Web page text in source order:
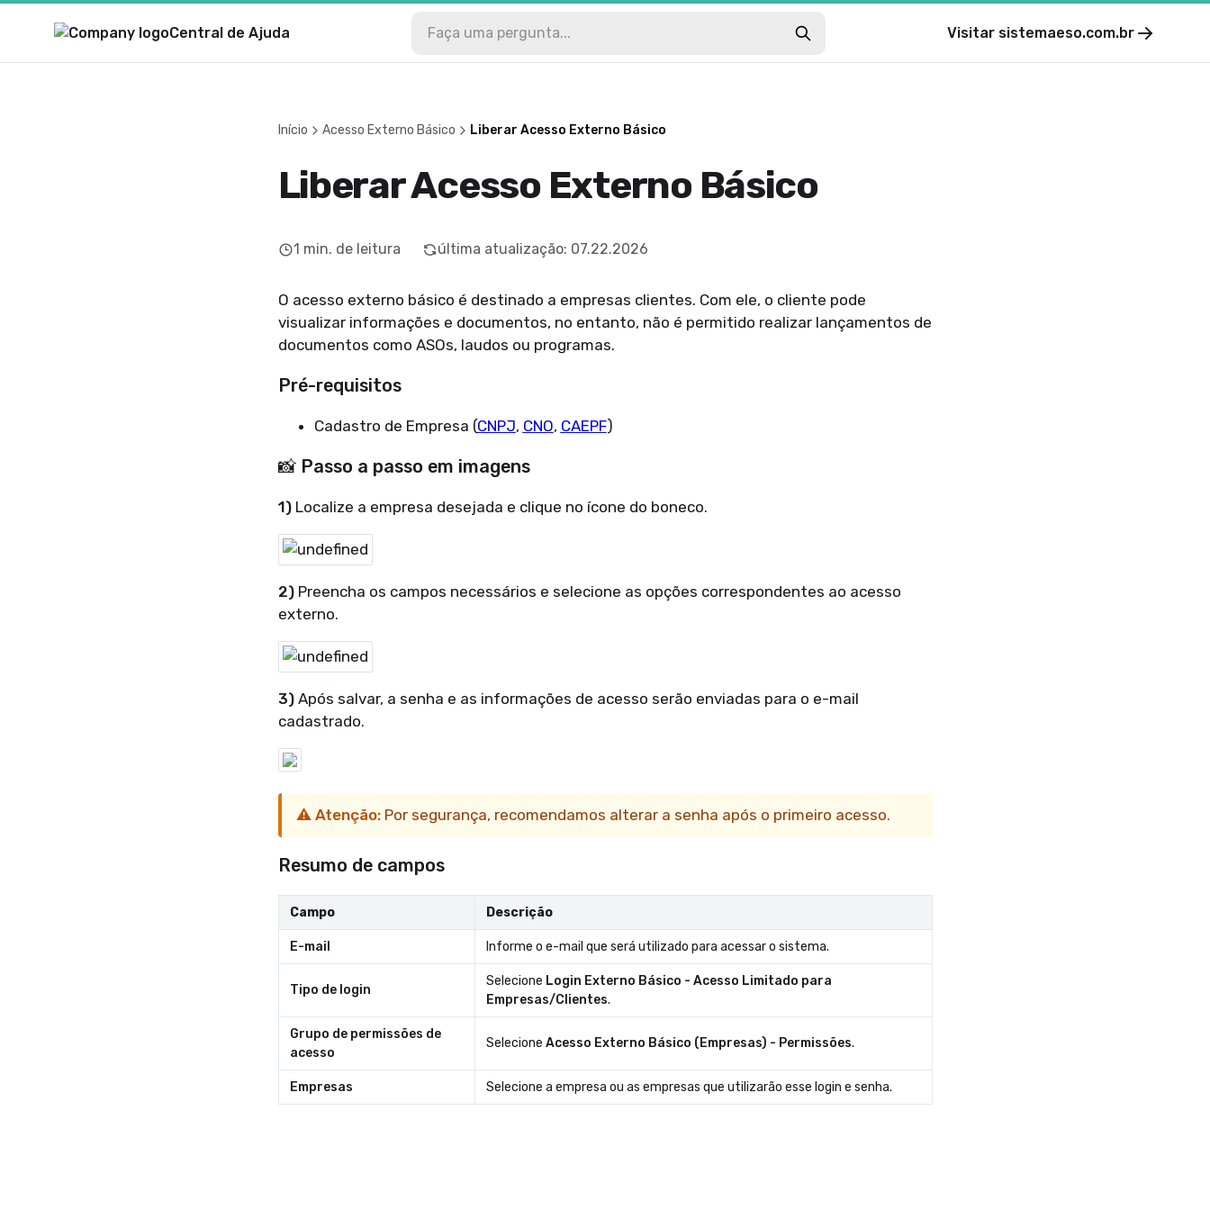
Central de Ajuda Visitar sistemaeso.com.br
Início Acesso Externo Básico Liberar Acesso Externo Básico
Liberar Acesso Externo Básico
1 min. de leitura última atualização: 07.22.2026
O acesso externo básico é destinado a empresas clientes. Com ele, o cliente pode
visualizar informações e documentos, no entanto, não é permitido realizar lançamentos de
documentos como ASOs, laudos ou programas.
Pré-requisitos
Cadastro de Empresa (CNPJ, CNO, CAEPF)
📸 Passo a passo em imagens
1)Localize a empresa desejada e clique no ícone do boneco.
2) Preencha os campos necessários e selecione as opções correspondentes ao acesso
externo.
3)Após salvar, a senha e as informações de acesso serão enviadas para o e-mail
cadastrado.
⚠️ Atenção: Por segurança, recomendamos alterar a senha após o primeiro acesso.
Resumo de campos
Campo Descrição
E-mail Informe o e-mail que será utilizado para acessar o sistema.
Tipo de login
Selecione Login Externo Básico - Acesso Limitado para
Empresas/Clientes.
Grupo de permissões de
acesso
Selecione Acesso Externo Básico (Empresas) - Permissões.
Empresas Selecione a empresa ou as empresas que utilizarão esse login e senha.